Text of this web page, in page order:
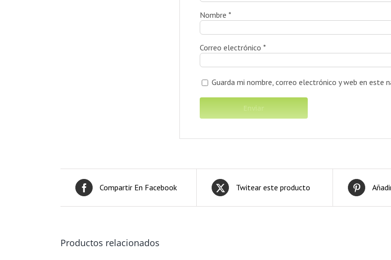
Nombre *
Correo electrónico *
Guarda mi nombre, correo electrónico y web en este
Compartir En Facebook Twitear este producto
Productos relacionados